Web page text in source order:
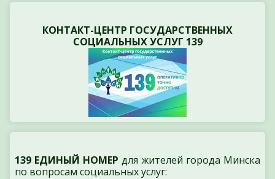
КОНТАКТ-ЦЕНТР ГОСУДАРСТВЕННЫХ
СОЦИАЛЬНЫХ УСЛУГ 139
139 ЕДИНЫЙ НОМЕР для жителей города Минска
по вопросам социальных услуг: